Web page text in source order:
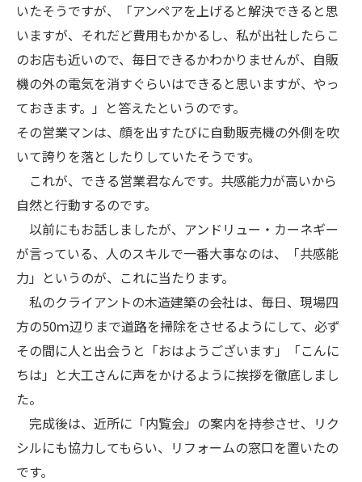
いたそうですが、「アンペアを上げると解決できると思
いますが、それだど費用もかかるし、私が出社したらこ
のお店も近いので、毎日できるかわかりませんが、自販
機の外の電気を消すぐらいはできると思いますが、やっ
ておきます。」と答えたというのです。
その営業マンは、顔を出すたびに自動販売機の外側を吹
いて誇りを落としたりしていたそうです。
これが、できる営業君なんです。共感能力が高いから
自然と行動するのです。
以前にもお話しましたが、アンドリュー・カーネギー
が言っている、人のスキルで一番大事なのは、「共感能
力」というのが、これに当たります。
私のクライアントの木造建築の会社は、毎日、現場四
方の50ｍ辺りまで道路を掃除をさせるようにして、必ず
その間に人と出会うと「おはようございます」「こんに
ちは」と大工さんに声をかけるように挨拶を徹底しまし
た。
完成後は、近所に「内覧会」の案内を持参させ、リク
シルにも協力してもらい、リフォームの窓口を置いたの
です。